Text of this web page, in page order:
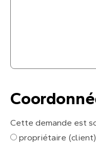
Cette demande est
propriétaire (client)